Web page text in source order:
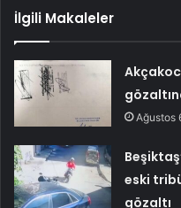
İlgili Makaleler
Ağustos
eski
gözaltı